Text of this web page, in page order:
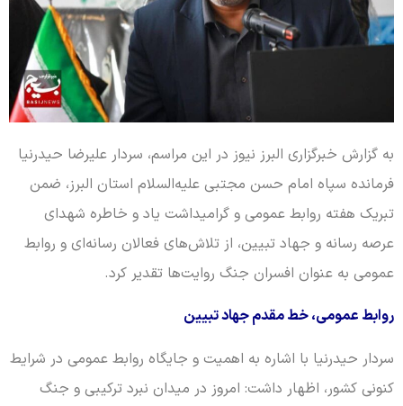
به گزارش خبرگزاری البرز نیوز در این مراسم، سردار علیرضا حیدرنیا
فرمانده سپاه امام حسن مجتبی علیه‌السلام استان البرز، ضمن
تبریک هفته روابط عمومی و گرامیداشت یاد و خاطره شهدای
عرصه رسانه و جهاد تبیین، از تلاش‌های فعالان رسانه‌ای و روابط
عمومی به عنوان افسران جنگ روایت‌ها تقدیر کرد.
روابط عمومی، خط مقدم جهاد تبیین
سردار حیدرنیا با اشاره به اهمیت و جایگاه روابط عمومی در شرایط
کنونی کشور، اظهار داشت: امروز در میدان نبرد ترکیبی و جنگ